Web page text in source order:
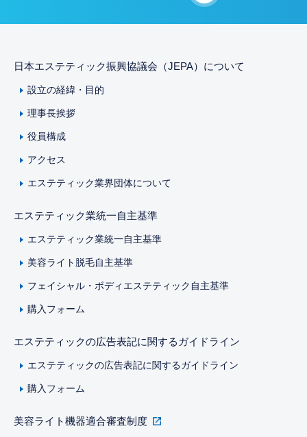
日本エステティック振興協議会（JEPA）について
設立の経緯・目的
理事長挨拶
役員構成
アクセス
エステティック業界団体について
エステティック業統一自主基準
エステティック業統一自主基準
美容ライト脱毛自主基準
フェイシャル・ボディエステティック自主基準
購入フォーム
エステティックの広告表記に関するガイドライン
エステティックの広告表記に関するガイドライン
購入フォーム
美容ライト機器適合審査制度